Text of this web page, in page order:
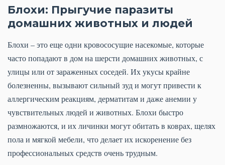
Блохи: Прыгучие паразиты
домашних животных и людей
Блохи – это еще одни кровососущие насекомые, которые
часто попадают в дом на шерсти домашних животных, с
улицы или от зараженных соседей. Их укусы крайне
болезненны, вызывают сильный зуд и могут привести к
аллергическим реакциям, дерматитам и даже анемии у
чувствительных людей и животных. Блохи быстро
размножаются, и их личинки могут обитать в коврах, щелях
пола и мягкой мебели, что делает их искоренение без
профессиональных средств очень трудным.